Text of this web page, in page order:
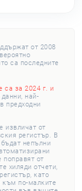
от 2008
са последните
са за 2024 г. и
най-
предходни
извличат от
регистър. В
непълни
поправят от
хиляди отчети,
като
към по-малките